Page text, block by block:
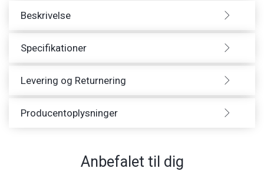
Beskrivelse
Specifikationer
Levering og Returnering
Producentoplysninger
Anbefalet til dig